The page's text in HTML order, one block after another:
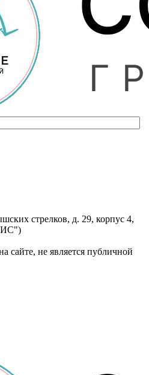
стрелков, д. 29, корпус 4,
сайте, не является публичной